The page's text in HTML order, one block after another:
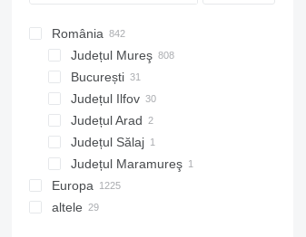
VNL
România
Județul Mureş
București
Județul Ilfov
Județul Arad
Județul Sălaj
Județul Maramureş
Europa
Portugalia
altele